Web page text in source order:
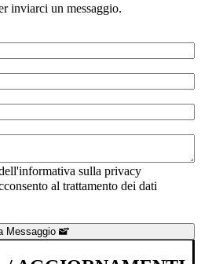
inviarci un messaggio.
sulla privacy
al trattamento dei dati
Messaggio